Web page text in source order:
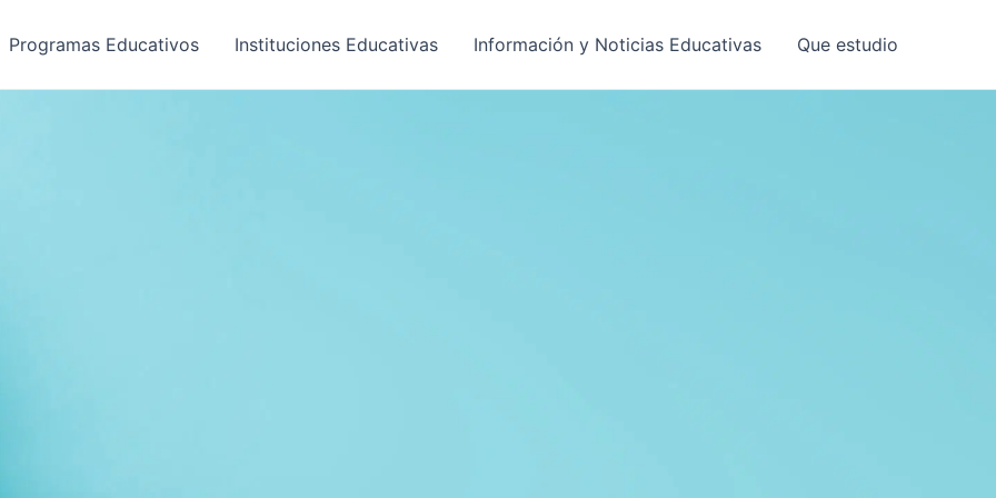
Programas Educativos Instituciones Educativas Información y Noticias Educativas Que estudio